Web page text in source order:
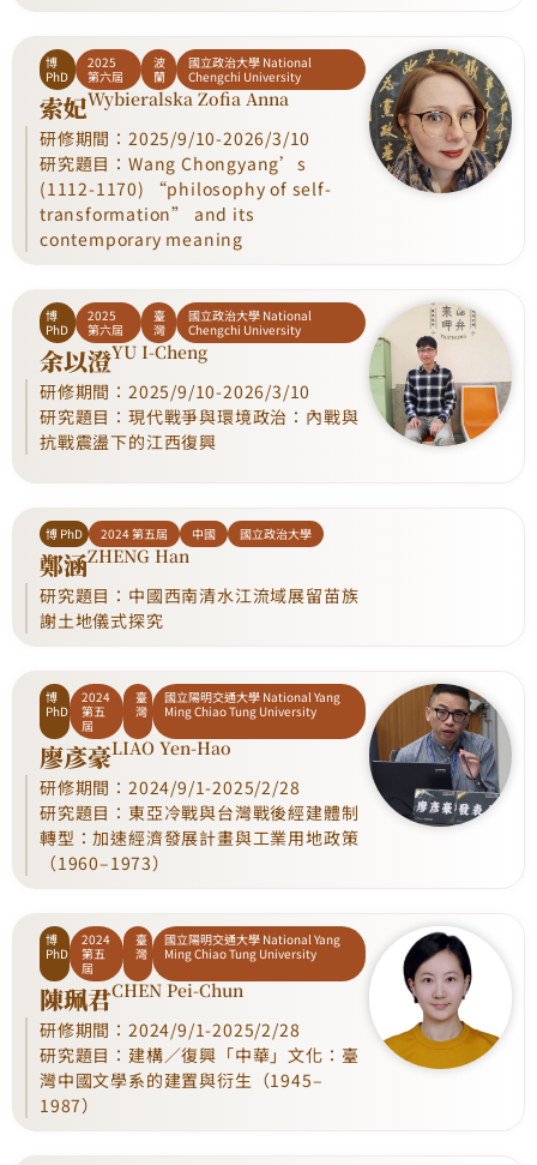
博
PhD
2025
第六屆
波
蘭
國立政治大學 National
Chengchi University
索妃Wybieralska Zofia Anna
研修期間：2025/9/10-2026/3/10
研究題目：Wang Chongyang’s
(1112-1170) “philosophy of self-
transformation” and its
contemporary meaning
博
PhD
2025
第六屆
臺
灣
國立政治大學 National
Chengchi University
余以澄YU I-Cheng
研修期間：2025/9/10-2026/3/10
研究題目：現代戰爭與環境政治：內戰與
抗戰震盪下的江西復興
博 PhD 2024 第五屆 中國 國立政治大學
鄭涵ZHENG Han
研究題目：中國西南清水江流域展留苗族
謝土地儀式探究
博
PhD
2024
第五
屆
臺
灣
國立陽明交通大學 National Yang
Ming Chiao Tung University
廖彥豪LIAO Yen-Hao
研修期間：2024/9/1-2025/2/28
研究題目：東亞冷戰與台灣戰後經建體制
轉型：加速經濟發展計畫與工業用地政策
（1960–1973）
博
PhD
2024
第五
屆
臺
灣
國立陽明交通大學 National Yang
Ming Chiao Tung University
陳珮君CHEN Pei-Chun
研修期間：2024/9/1-2025/2/28
研究題目：建構／復興「中華」文化：臺
灣中國文學系的建置與衍生（1945–
1987）